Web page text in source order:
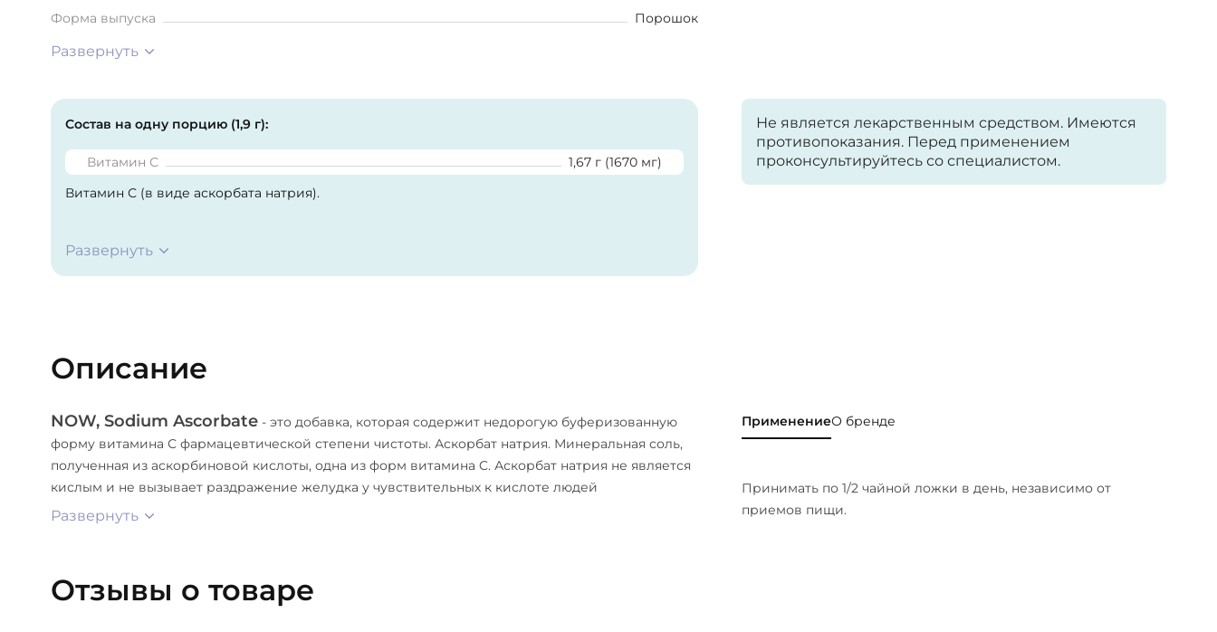
Форма выпуска Порошок
Развернуть
Не является лекарственным средством. Имеются
противопоказания. Перед применением
проконсультируйтесь со специалистом.
Состав на одну порцию (1,9 г):
Витамин С
1,67 г (1670 мг)
Витамин С (в виде аскорбата натрия).
Развернуть
Описание
NOW, Sodium Ascorbate - это добавка, которая содержит недорогую буферизованную
форму витамина С фармацевтической степени чистоты. Аскорбат натрия. Минеральная соль,
полученная из аскорбиновой кислоты, одна из форм витамина C. Аскорбат натрия не является
кислым и не вызывает раздражение желудка у чувствительных к кислоте людей
Развернуть
ПрименениеО бренде
Принимать по 1/2 чайной ложки в день, независимо от
приемов пищи.
Отзывы о товаре